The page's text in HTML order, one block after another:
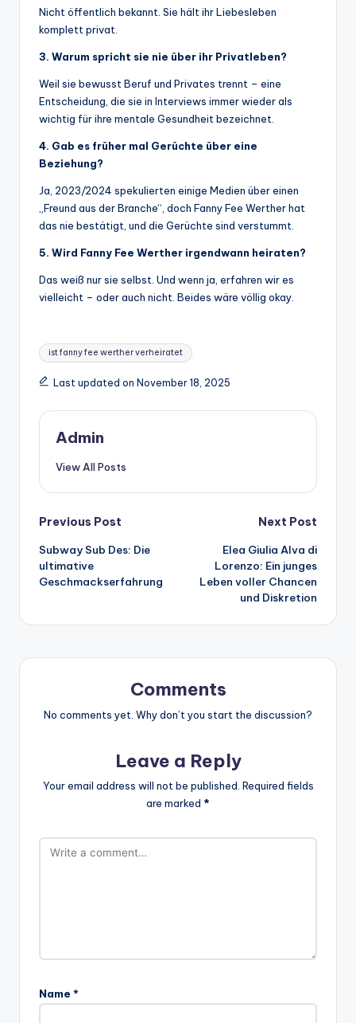
Nicht öffentlich bekannt. Sie hält ihr Liebesleben
komplett privat.
3. Warum spricht sie nie über ihr Privatleben?
Weil sie bewusst Beruf und Privates trennt – eine
Entscheidung, die sie in Interviews immer wieder als
wichtig für ihre mentale Gesundheit bezeichnet.
4. Gab es früher mal Gerüchte über eine
Beziehung?
Ja, 2023/2024 spekulierten einige Medien über einen
„Freund aus der Branche“, doch Fanny Fee Werther hat
das nie bestätigt, und die Gerüchte sind verstummt.
5. Wird Fanny Fee Werther irgendwann heiraten?
Das weiß nur sie selbst. Und wenn ja, erfahren wir es
vielleicht – oder auch nicht. Beides wäre völlig okay.
Tags:
ist fanny fee werther verheiratet
Last updated on November 18, 2025
Admin
View All Posts
Post
navigation
Previous Post
Subway Sub Des: Die
ultimative
Geschmackserfahrung
Next Post
Elea Giulia Alva di
Lorenzo: Ein junges
Leben voller Chancen
und Diskretion
Comments
No comments yet. Why don’t you start the discussion?
Leave a Reply
Your email address will not be published. Required fields
are marked *
Name *